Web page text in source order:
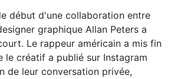
début d'une collaboration entre
graphique Allan Peters a
Le rappeur américain a mis fin
le créatif a publié sur Instagram
de leur conversation privée,